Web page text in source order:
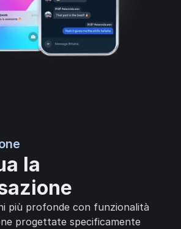
la
più profonde con funzionalità
progettate specificamente